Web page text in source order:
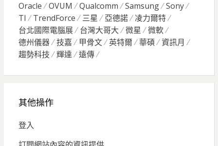
Oracle
OVUM Qualcomm Samsung
Sony
TI
TrendForce 三星 亞德諾
凌力爾特
台北國際電腦展
台灣大哥大 微星
微軟
德州儀器
技嘉 甲骨文 英特爾 華碩
資訊月
趨勢科技
輝達 遠傳
其他操作
登入